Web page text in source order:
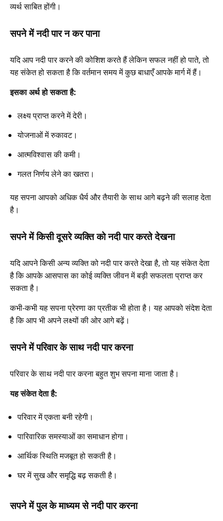
व्यर्थ साबित होंगी।
सपने में नदी पार न कर पाना
यदि आप नदी पार करने की कोशिश करते हैं लेकिन सफल नहीं हो पाते, तो
यह संकेत हो सकता है कि वर्तमान समय में कुछ बाधाएँ आपके मार्ग में हैं।
इसका अर्थ हो सकता है:
लक्ष्य प्राप्त करने में देरी।
योजनाओं में रुकावट।
आत्मविश्वास की कमी।
गलत निर्णय लेने का खतरा।
यह सपना आपको अधिक धैर्य और तैयारी के साथ आगे बढ़ने की सलाह देता
है।
सपने में किसी दूसरे व्यक्ति को नदी पार करते देखना
यदि आपने किसी अन्य व्यक्ति को नदी पार करते देखा है, तो यह संकेत देता
है कि आपके आसपास का कोई व्यक्ति जीवन में बड़ी सफलता प्राप्त कर
सकता है।
कभी-कभी यह सपना प्रेरणा का प्रतीक भी होता है। यह आपको संदेश देता
है कि आप भी अपने लक्ष्यों की ओर आगे बढ़ें।
सपने में परिवार के साथ नदी पार करना
परिवार के साथ नदी पार करना बहुत शुभ सपना माना जाता है।
यह संकेत देता है:
परिवार में एकता बनी रहेगी।
पारिवारिक समस्याओं का समाधान होगा।
आर्थिक स्थिति मजबूत हो सकती है।
घर में सुख और समृद्धि बढ़ सकती है।
सपने में पुल के माध्यम से नदी पार करना